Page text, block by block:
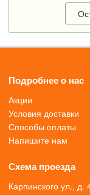
Подробнее о нас
Акции
Условия доставки
Способы оплаты
Напишите нам
Схема проезда
Карпинского ул., д.